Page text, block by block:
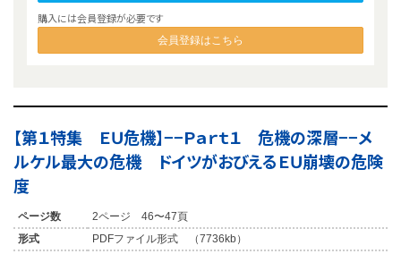
購入には会員登録が必要です
会員登録はこちら
【第１特集 ＥＵ危機】−−Ｐａｒｔ１ 危機の深層−−メ
ルケル最大の危機 ドイツがおびえるＥＵ崩壊の危険
度
ページ数
2ページ 46〜47頁
形式
PDFファイル形式 （7736kb）